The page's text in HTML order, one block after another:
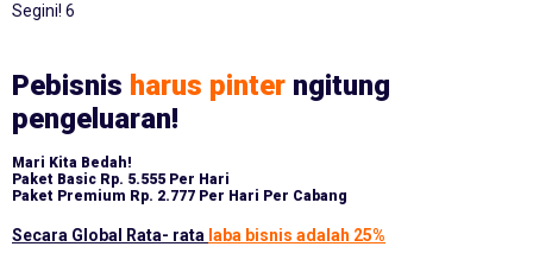
Segini! 6
Pebisnis harus pinter ngitung
pengeluaran!
Mari Kita Bedah!
Paket Basic Rp. 5.555 Per Hari
Paket Premium Rp. 2.777 Per Hari Per Cabang
Secara Global Rata- rata laba bisnis adalah 25%